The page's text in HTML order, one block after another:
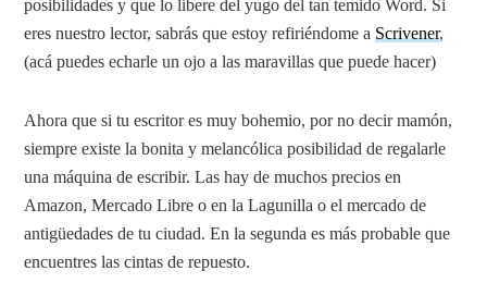
posibilidades y que lo libere del yugo del tan temido Word. Si
eres nuestro lector, sabrás que estoy refiriéndome a Scrivener,
(acá puedes echarle un ojo a las maravillas que puede hacer)
Ahora que si tu escritor es muy bohemio, por no decir mamón,
siempre existe la bonita y melancólica posibilidad de regalarle
una máquina de escribir. Las hay de muchos precios en
Amazon, Mercado Libre o en la Lagunilla o el mercado de
antigüedades de tu ciudad. En la segunda es más probable que
encuentres las cintas de repuesto.